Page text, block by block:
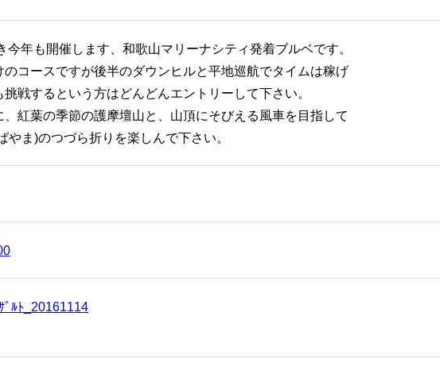
年も開催します、和歌山マリーナシティ発着ブルベです。
コースですが後半のダウンヒルと平地巡航でタイムは稼げ
戦するという方はどんどんエントリーして下さい。
紅葉の季節の護摩壇山と、山頂にそびえる風車を目指して
やま)のつづら折りを楽しんで下さい。
ﾞﾙﾄ_20161114